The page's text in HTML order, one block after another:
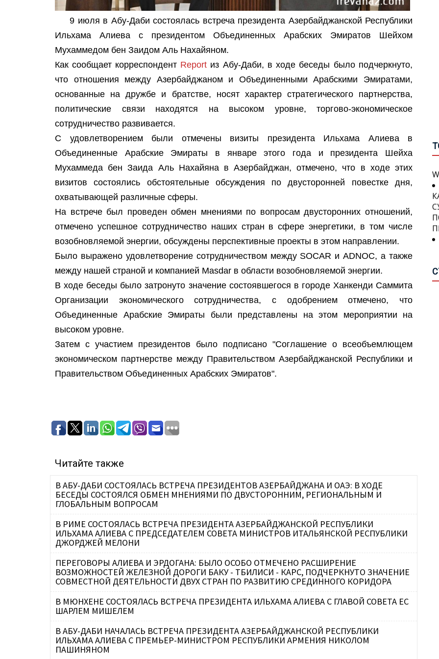
9 июля в Абу-Даби состоялась встреча президента Азербайджанской Республики
Ильхама Алиева с президентом Объединенных Арабских Эмиратов Шейхом
Мухаммедом бен Заидом Аль Нахайяном.
Как сообщает корреспондент Report из Абу-Даби, в ходе беседы было подчеркнуто,
что отношения между Азербайджаном и Объединенными Арабскими Эмиратами,
основанные на дружбе и братстве, носят характер стратегического партнерства,
политические связи находятся на высоком уровне, торгово-экономическое
сотрудничество развивается.
С удовлетворением были отмечены визиты президента Ильхама Алиева в
Объединенные Арабские Эмираты в январе этого года и президента Шейха
Мухаммеда бен Заида Аль Нахайяна в Азербайджан, отмечено, что в ходе этих
визитов состоялись обстоятельные обсуждения по двусторонней повестке дня,
охватывающей различные сферы.
На встрече был проведен обмен мнениями по вопросам двусторонних отношений,
отмечено успешное сотрудничество наших стран в сфере энергетики, в том числе
возобновляемой энергии, обсуждены перспективные проекты в этом направлении.
Было выражено удовлетворение сотрудничеством между SOCAR и ADNOC, а также
между нашей страной и компанией Masdar в области возобновляемой энергии.
В ходе беседы было затронуто значение состоявшегося в городе Ханкенди Саммита
Организации экономического сотрудничества, с одобрением отмечено, что
Объединенные Арабские Эмираты были представлены на этом мероприятии на
высоком уровне.
Затем с участием президентов было подписано "Соглашение о всеобъемлющем
экономическом партнерстве между Правительством Азербайджанской Республики и
Правительством Объединенных Арабских Эмиратов".
Читайте также
В АБУ-ДАБИ СОСТОЯЛАСЬ ВСТРЕЧА ПРЕЗИДЕНТОВ АЗЕРБАЙДЖАНА И ОАЭ: В ХОДЕ
БЕСЕДЫ СОСТОЯЛСЯ ОБМЕН МНЕНИЯМИ ПО ДВУСТОРОННИМ, РЕГИОНАЛЬНЫМ И
ГЛОБАЛЬНЫМ ВОПРОСАМ
В РИМЕ СОСТОЯЛАСЬ ВСТРЕЧА ПРЕЗИДЕНТА АЗЕРБАЙДЖАНСКОЙ РЕСПУБЛИКИ
ИЛЬХАМА АЛИЕВА С ПРЕДСЕДАТЕЛЕМ СОВЕТА МИНИСТРОВ ИТАЛЬЯНСКОЙ РЕСПУБЛИКИ
ДЖОРДЖЕЙ МЕЛОНИ
ПЕРЕГОВОРЫ АЛИЕВА И ЭРДОГАНА: БЫЛО ОСОБО ОТМЕЧЕНО РАСШИРЕНИЕ
ВОЗМОЖНОСТЕЙ ЖЕЛЕЗНОЙ ДОРОГИ БАКУ - ТБИЛИСИ - КАРС, ПОДЧЕРКНУТО ЗНАЧЕНИЕ
СОВМЕСТНОЙ ДЕЯТЕЛЬНОСТИ ДВУХ СТРАН ПО РАЗВИТИЮ СРЕДИННОГО КОРИДОРА
В МЮНХЕНЕ СОСТОЯЛАСЬ ВСТРЕЧА ПРЕЗИДЕНТА ИЛЬХАМА АЛИЕВА С ГЛАВОЙ СОВЕТА ЕС
ШАРЛЕМ МИШЕЛЕМ
В АБУ-ДАБИ НАЧАЛАСЬ ВСТРЕЧА ПРЕЗИДЕНТА АЗЕРБАЙДЖАНСКОЙ РЕСПУБЛИКИ
ИЛЬХАМА АЛИЕВА С ПРЕМЬЕР-МИНИСТРОМ РЕСПУБЛИКИ АРМЕНИЯ НИКОЛОМ
ПАШИНЯНОМ